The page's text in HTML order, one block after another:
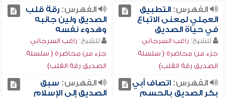
الفهرس:التطبيق
العملي لمعنى الاتباع
في حياة الصديق
للشيخ: راغب السرجاني
جزء من محاضرة ( سلسلة
الصديق رقة القلب)
الفهرس:رقة قلب
الصديق ولين جانبه
وهدوء نفسه
للشيخ: راغب السرجاني
جزء من محاضرة ( سلسلة
الصديق رقة القلب)
الفهرس:اتصاف أبي
بكر الصديق بالحسم
الفهرس: سبق
الصديق إلى الإسلام